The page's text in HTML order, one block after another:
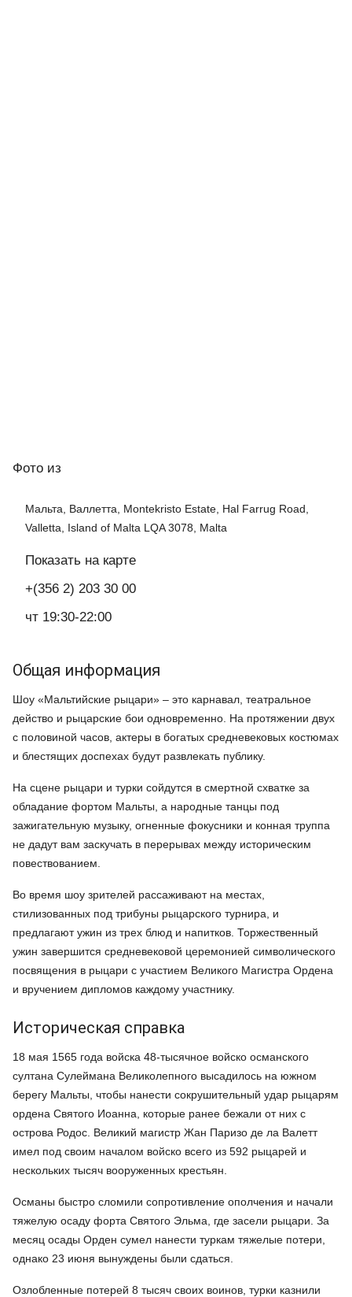
Фото из
Мальта, Валлетта, Montekristo Estate, Hal Farrug Road,
Valletta, Island of Malta LQA 3078, Malta
Показать на карте
+(356 2) 203 30 00
чт 19:30-22:00
Общая информация
Шоу «Мальтийские рыцари» – это карнавал, театральное
действо и рыцарские бои одновременно. На протяжении двух
с половиной часов, актеры в богатых средневековых костюмах
и блестящих доспехах будут развлекать публику.
На сцене рыцари и турки сойдутся в смертной схватке за
обладание фортом Мальты, а народные танцы под
зажигательную музыку, огненные фокусники и конная труппа
не дадут вам заскучать в перерывах между историческим
повествованием.
Во время шоу зрителей рассаживают на местах,
стилизованных под трибуны рыцарского турнира, и
предлагают ужин из трех блюд и напитков. Торжественный
ужин завершится средневековой церемонией символического
посвящения в рыцари с участием Великого Магистра Ордена
и вручением дипломов каждому участнику.
Историческая справка
18 мая 1565 года войска 48-тысячное войско османского
султана Сулеймана Великолепного высадилось на южном
берегу Мальты, чтобы нанести сокрушительный удар рыцарям
ордена Святого Иоанна, которые ранее бежали от них с
острова Родос. Великий магистр Жан Паризо де ла Валетт
имел под своим началом войско всего из 592 рыцарей и
нескольких тысяч вооруженных крестьян.
Османы быстро сломили сопротивление ополчения и начали
тяжелую осаду форта Святого Эльма, где засели рыцари. За
месяц осады Орден сумел нанести туркам тяжелые потери,
однако 23 июня вынуждены были сдаться.
Озлобленные потерей 8 тысяч своих воинов, турки казнили